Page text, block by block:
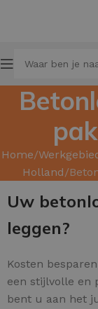
Home
Holland
Uw
leggen?
Kosten
een stijlvolle en
bent u aan het